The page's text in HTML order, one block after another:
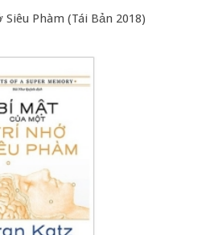
Phàm (Tái Bản 2018)